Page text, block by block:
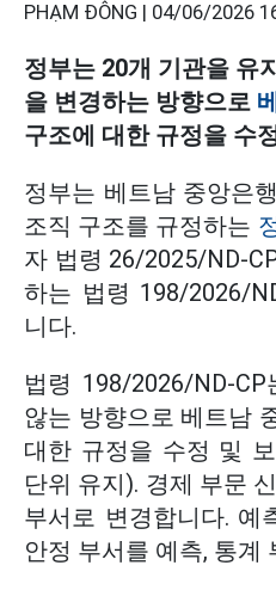
PHẠM ĐÔNG | 04/06/2026
정부는 20개 기관을 유
을 변경하는 방향으로
구조에 대한 규정을 수
정부는 베트남 중앙은
조직 구조를 규정하는
자 법령 26/2025/ND-
하는 법령 198/2026/
니다.
법령 198/2026/ND-
않는 방향으로 베트남
대한 규정을 수정 및
단위 유지). 경제 부문
부서로 변경합니다.
안정 부서를 예측, 통계